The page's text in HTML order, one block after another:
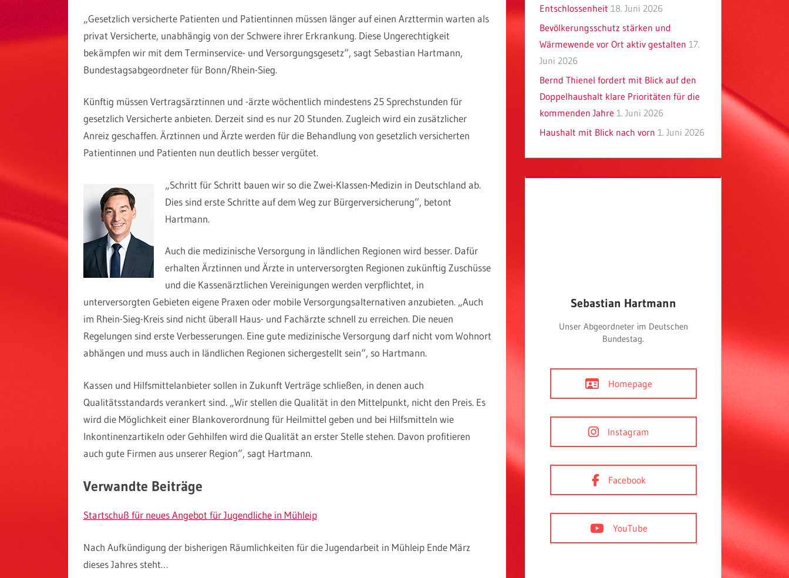
„Gesetzlich versicherte Patienten und Patientinnen müssen länger auf einen Arzttermin warten als
privat Versicherte, unabhängig von der Schwere ihrer Erkrankung. Diese Ungerechtigkeit
bekämpfen wir mit dem Terminservice- und Versorgungsgesetz“, sagt Sebastian Hartmann,
Bundestagsabgeordneter für Bonn/Rhein-Sieg.
Künftig müssen Vertragsärztinnen und -ärzte wöchentlich mindestens 25 Sprechstunden für
gesetzlich Versicherte anbieten. Derzeit sind es nur 20 Stunden. Zugleich wird ein zusätzlicher
Anreiz geschaffen. Ärztinnen und Ärzte werden für die Behandlung von gesetzlich versicherten
Patientinnen und Patienten nun deutlich besser vergütet.
„Schritt für Schritt bauen wir so die Zwei-Klassen-Medizin in Deutschland ab.
Dies sind erste Schritte auf dem Weg zur Bürgerversicherung“, betont
Hartmann.
Auch die medizinische Versorgung in ländlichen Regionen wird besser. Dafür
erhalten Ärztinnen und Ärzte in unterversorgten Regionen zukünftig Zuschüsse
und die Kassenärztlichen Vereinigungen werden verpflichtet, in
unterversorgten Gebieten eigene Praxen oder mobile Versorgungsalternativen anzubieten. „Auch
im Rhein-Sieg-Kreis sind nicht überall Haus- und Fachärzte schnell zu erreichen. Die neuen
Regelungen sind erste Verbesserungen. Eine gute medizinische Versorgung darf nicht vom Wohnort
abhängen und muss auch in ländlichen Regionen sichergestellt sein“, so Hartmann.
Kassen und Hilfsmittelanbieter sollen in Zukunft Verträge schließen, in denen auch
Qualitätsstandards verankert sind. „Wir stellen die Qualität in den Mittelpunkt, nicht den Preis. Es
wird die Möglichkeit einer Blankoverordnung für Heilmittel geben und bei Hilfsmitteln wie
Inkontinenzartikeln oder Gehhilfen wird die Qualität an erster Stelle stehen. Davon profitieren
auch gute Firmen aus unserer Region“, sagt Hartmann.
Verwandte Beiträge
Startschuß für neues Angebot für Jugendliche in Mühleip
Nach Aufkündigung der bisherigen Räumlichkeiten für die Jugendarbeit in Mühleip Ende März
dieses Jahres steht…
Entschlossenheit 18. Juni 2026
Bevölkerungsschutz stärken und
Wärmewende vor Ort aktiv gestalten 17.
Juni 2026
Bernd Thienel fordert mit Blick auf den
Doppelhaushalt klare Prioritäten für die
kommenden Jahre 1. Juni 2026
Haushalt mit Blick nach vorn 1. Juni 2026
Sebastian Hartmann
Unser Abgeordneter im Deutschen
Bundestag.
Homepage
Instagram
Facebook
YouTube